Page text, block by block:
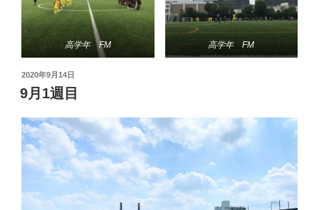
高学年 FM 高学年 FM
投
稿
日:
2020年9月14日
9月1週目